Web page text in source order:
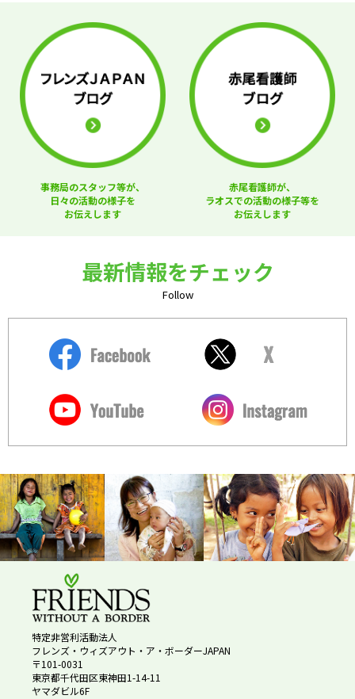
事務局のスタッフ等が、
日々の活動の様子を
お伝えします
赤尾看護師が、
ラオスでの活動の様子等を
お伝えします
最新情報をチェック
Follow
特定非営利活動法人
フレンズ・ウィズアウト・ア・ボーダーJAPAN
〒101-0031
東京都千代田区東神田1-14-11
ヤマダビル6F